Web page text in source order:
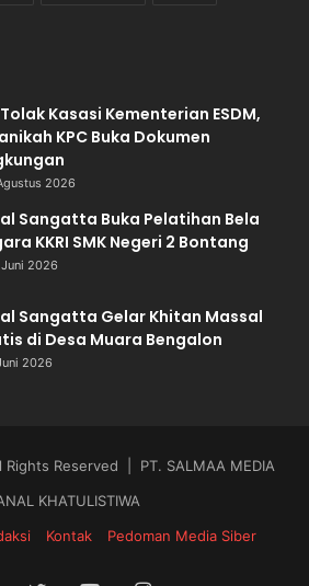
Kasasi Kementerian ESDM,
KPC Buka Dokumen
2026
Sangatta Buka Pelatihan Bela
KKRI SMK Negeri 2 Bontang
2026
Sangatta Gelar Khitan Massal
di Desa Muara Bengalon
2026
Reserved | PT. SALMAA MEDIA
KHATULISTIWA
Kontak Pedoman Media Siber